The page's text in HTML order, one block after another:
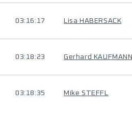
03:16:17 Lisa HABERSACK
03:18:23 Gerhard KAUFMANN
03:18:35 Mike STEFFL